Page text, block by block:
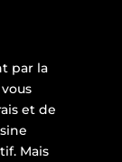
par la
et de
Mais